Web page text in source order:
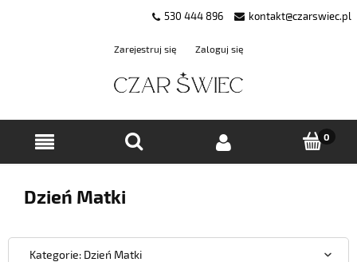
530 444 896 kontakt@czarswiec.pl
Zarejestruj się Zaloguj się
Dzień Matki
Kategorie: Dzień Matki